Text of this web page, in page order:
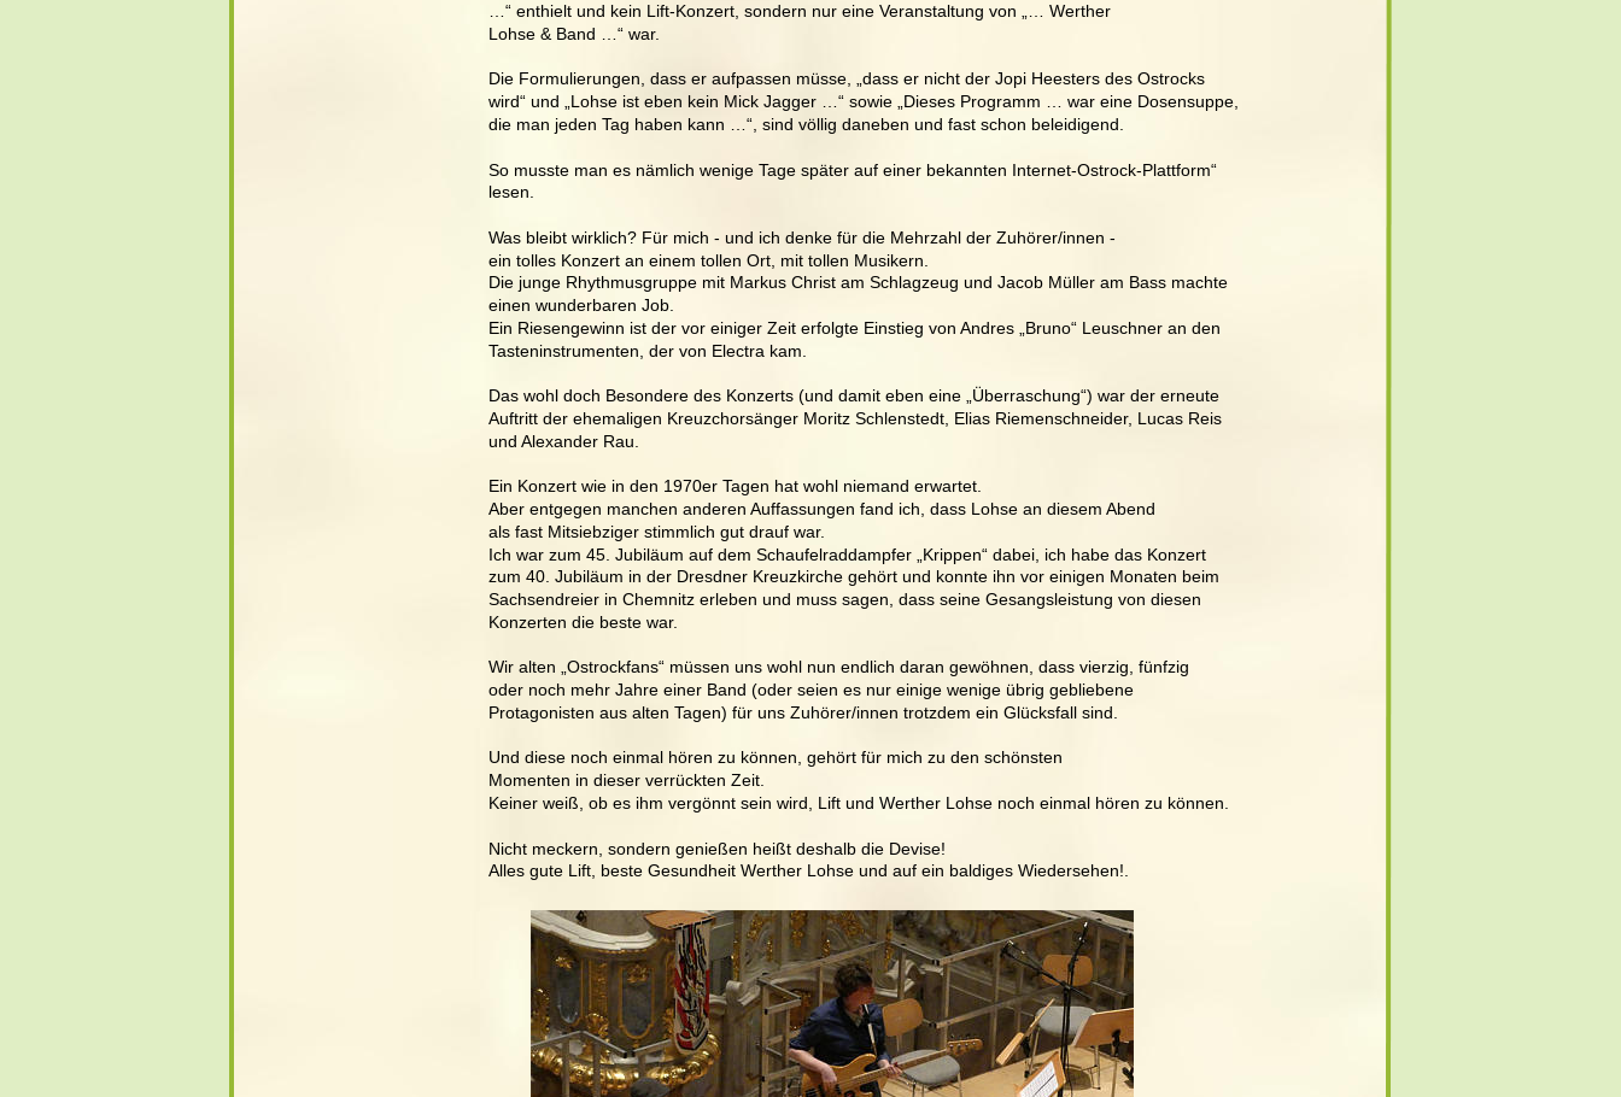
…“ enthielt und kein Lift-Konzert, sondern nur eine Veranstaltung von „… Werther
Lohse & Band …“ war.
Die Formulierungen, dass er aufpassen müsse, „dass er nicht der Jopi Heesters des Ostrocks
wird“ und „Lohse ist eben kein Mick Jagger …“ sowie „Dieses Programm … war eine Dosensuppe,
die man jeden Tag haben kann …“, sind völlig daneben und fast schon beleidigend.
So musste man es nämlich wenige Tage später auf einer bekannten Internet-Ostrock-Plattform“
lesen.
Was bleibt wirklich? Für mich - und ich denke für die Mehrzahl der Zuhörer/innen -
ein tolles Konzert an einem tollen Ort, mit tollen Musikern.
Die junge Rhythmusgruppe mit Markus Christ am Schlagzeug und Jacob Müller am Bass machte
einen wunderbaren Job.
Ein Riesengewinn ist der vor einiger Zeit erfolgte Einstieg von Andres „Bruno“ Leuschner an den
Tasteninstrumenten, der von Electra kam.
Das wohl doch Besondere des Konzerts (und damit eben eine „Überraschung“) war der erneute
Auftritt der ehemaligen Kreuzchorsänger Moritz Schlenstedt, Elias Riemenschneider, Lucas Reis
und Alexander Rau.
Ein Konzert wie in den 1970er Tagen hat wohl niemand erwartet.
Aber entgegen manchen anderen Auffassungen fand ich, dass Lohse an diesem Abend
als fast Mitsiebziger stimmlich gut drauf war.
Ich war zum 45. Jubiläum auf dem Schaufelraddampfer „Krippen“ dabei, ich habe das Konzert
zum 40. Jubiläum in der Dresdner Kreuzkirche gehört und konnte ihn vor einigen Monaten beim
Sachsendreier in Chemnitz erleben und muss sagen, dass seine Gesangsleistung von diesen
Konzerten die beste war.
Wir alten „Ostrockfans“ müssen uns wohl nun endlich daran gewöhnen, dass vierzig, fünfzig
oder noch mehr Jahre einer Band (oder seien es nur einige wenige übrig gebliebene
Protagonisten aus alten Tagen) für uns Zuhörer/innen trotzdem ein Glücksfall sind.
Und diese noch einmal hören zu können, gehört für mich zu den schönsten
Momenten in dieser verrückten Zeit.
Keiner weiß, ob es ihm vergönnt sein wird, Lift und Werther Lohse noch einmal hören zu können.
Nicht meckern, sondern genießen heißt deshalb die Devise!
Alles gute Lift, beste Gesundheit Werther Lohse und auf ein baldiges Wiedersehen!.